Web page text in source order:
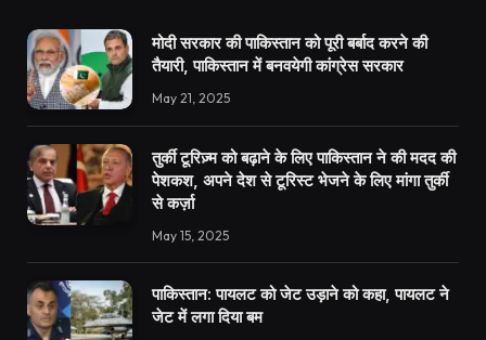
मोदी सरकार की पाकिस्तान को पूरी बर्बाद करने की
तैयारी, पाकिस्तान में बनवयेगी कांग्रेस सरकार
May 21, 2025
तुर्की टूरिज़्म को बढ़ाने के लिए पाकिस्तान ने की मदद की
पेशकश, अपने देश से टूरिस्ट भेजने के लिए मांगा तुर्की
से कर्ज़ा
May 15, 2025
पाकिस्तान: पायलट को जेट उड़ाने को कहा, पायलट ने
जेट में लगा दिया बम